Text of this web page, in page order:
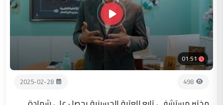
01:51
498
2025-02-28